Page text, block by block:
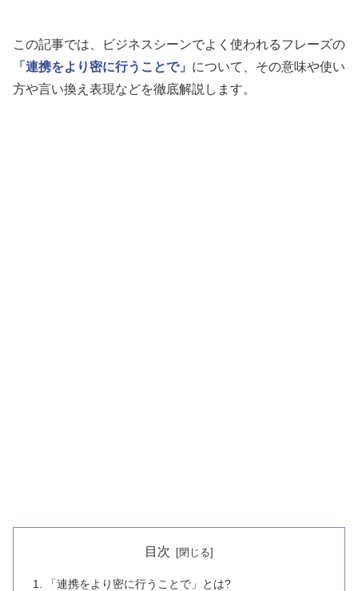
この記事では、ビジネスシーンでよく使われるフレーズの
「連携をより密に行うことで」 について、その意味や使い
方や言い換え表現などを徹底解説します。
目次
「連携をより密に行うことで」とは?